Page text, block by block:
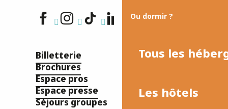
Ou dormir ?
Tous les
Les hôtels
Billetterie
Brochures
Espace pros
Espace presse
Séjours groupes